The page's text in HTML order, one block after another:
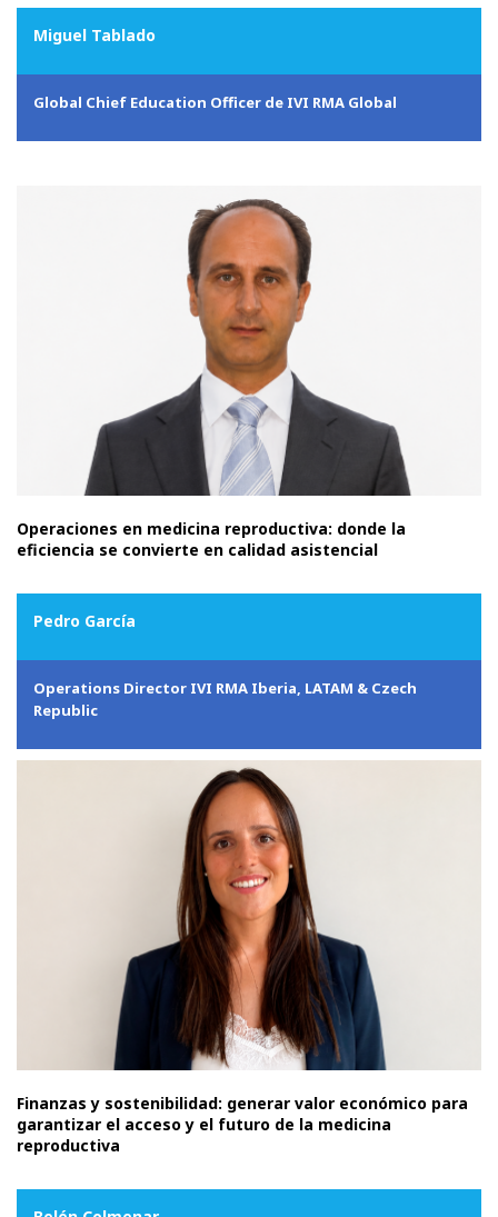
Miguel Tablado
Global Chief Education Officer de IVI RMA Global
Operaciones en medicina reproductiva: donde la
eficiencia se convierte en calidad asistencial
Pedro García
Operations Director IVI RMA Iberia, LATAM & Czech
Republic
Finanzas y sostenibilidad: generar valor económico para
garantizar el acceso y el futuro de la medicina
reproductiva